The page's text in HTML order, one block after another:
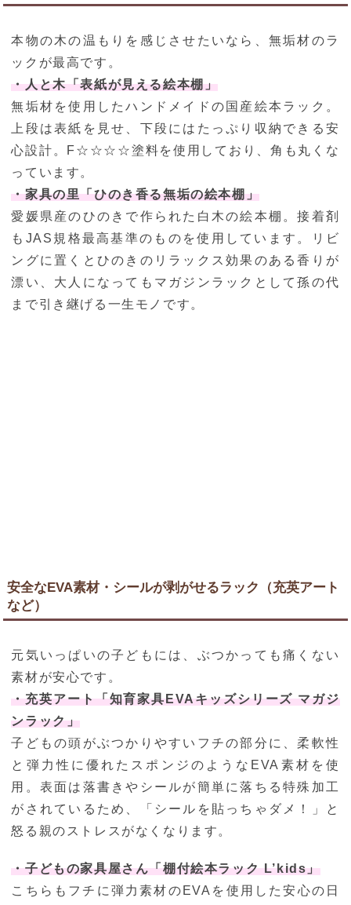
本物の木の温もりを感じさせたいなら、無垢材のラ
ックが最高です。
・人と木「表紙が見える絵本棚」
無垢材を使用したハンドメイドの国産絵本ラック。
上段は表紙を見せ、下段にはたっぷり収納できる安
心設計。F☆☆☆☆塗料を使用しており、角も丸くな
っています。
・家具の里「ひのき香る無垢の絵本棚」
愛媛県産のひのきで作られた白木の絵本棚。接着剤
もJAS規格最高基準のものを使用しています。リビ
ングに置くとひのきのリラックス効果のある香りが
漂い、大人になってもマガジンラックとして孫の代
まで引き継げる一生モノです。
安全なEVA素材・シールが剥がせるラック（充英アート
など）
元気いっぱいの子どもには、ぶつかっても痛くない
素材が安心です。
・充英アート「知育家具EVAキッズシリーズ マガジ
ンラック」
子どもの頭がぶつかりやすいフチの部分に、柔軟性
と弾力性に優れたスポンジのようなEVA素材を使
用。表面は落書きやシールが簡単に落ちる特殊加工
がされているため、「シールを貼っちゃダメ！」と
怒る親のストレスがなくなります。
・子どもの家具屋さん「棚付絵本ラック L’kids」
こちらもフチに弾力素材のEVAを使用した安心の日